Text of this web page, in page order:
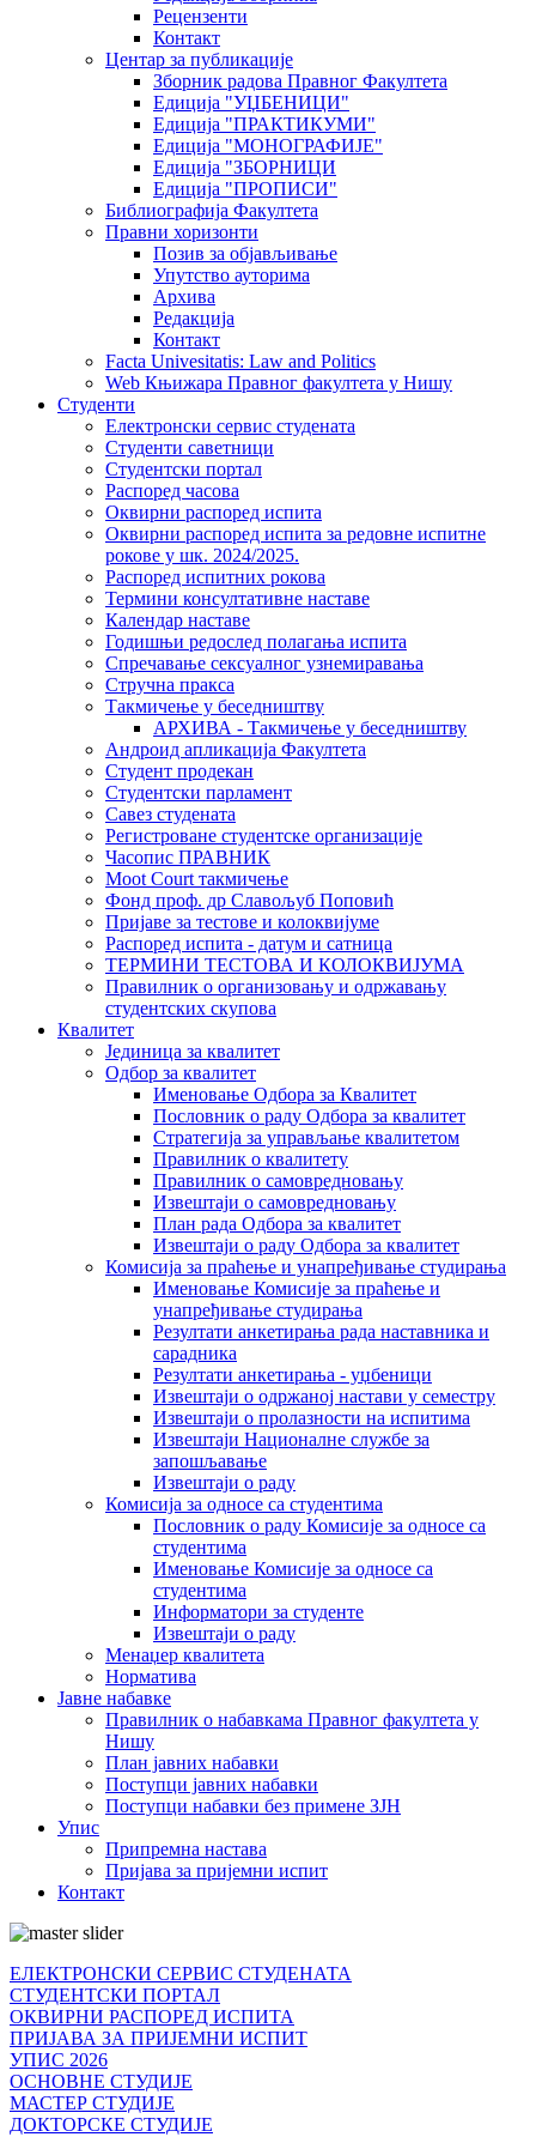
Рецензенти
Контакт
Центар за публикације
Зборник радова Правног Факултета
Едиција "УЏБЕНИЦИ"
Едиција "ПРАКТИКУМИ"
Едиција "МОНОГРАФИЈЕ"
Едиција "ЗБОРНИЦИ
Едиција "ПРОПИСИ"
Библиографија Факултета
Правни хоризонти
Позив за објављивање
Упутство ауторима
Архива
Редакција
Контакт
Facta Univesitatis: Law and Politics
Web Књижара Правног факултета у Нишу
Студенти
Електронски сервис студената
Студенти саветници
Студентски портал
Распоред часова
Оквирни распоред испита
Оквирни распоред испита за редовне испитне
рокове у шк. 2024/2025.
Распоред испитних рокова
Термини консултативне наставе
Календар наставе
Годишњи редослед полагања испита
Спречавање сексуалног узнемиравања
Стручна пракса
Такмичење у беседништву
АРХИВА - Такмичење у беседништву
Андроид апликација Факултета
Студент продекан
Студентски парламент
Савез студената
Регистроване студентске организације
Часопис ПРАВНИК
Moot Court такмичење
Фонд проф. др Славољуб Поповић
Пријаве за тестове и колоквијуме
Распоред испита - датум и сатница
ТЕРМИНИ ТЕСТОВА И КОЛОКВИЈУМА
Правилник о организовању и одржавању
студентских скупова
Квалитет
Јединица за квалитет
Одбор за квалитет
Именовање Одбора за Квалитет
Пословник о раду Одбора за квалитет
Стратегија за управљање квалитетом
Правилник о квалитету
Правилник о самовредновању
Извештаји о самовредновању
План рада Одбора за квалитет
Извештаји о раду Одбора за квалитет
Комисија за праћење и унапређивање студирања
Именовање Комисије за праћење и
унапређивање студирања
Резултати анкетирања рада наставника и
сарадника
Резултати анкетирања - уџбеници
Извештаји о одржаној настави у семестру
Извештаји о пролазности на испитима
Извештаји Националне службе за
запошљавање
Извештаји о раду
Комисија за односе са студентима
Пословник о раду Комисије за односе са
студентима
Именовање Комисије за односе са
студентима
Информатори за студенте
Извештаји о раду
Менаџер квалитета
Норматива
Јавне набавке
Правилник о набавкама Правног факултета у
Нишу
План јавних набавки
Поступци јавних набавки
Поступци набавки без примене ЗЈН
Упис
Припремна настава
Пријава за пријемни испит
Контакт
ЕЛЕКТРОНСКИ СЕРВИС СТУДЕНАТА
СТУДЕНТСКИ ПОРТАЛ
ОКВИРНИ РАСПОРЕД ИСПИТА
ПРИЈАВА ЗА ПРИЈЕМНИ ИСПИТ
УПИС 2026
ОСНОВНЕ СТУДИЈЕ
МАСТЕР СТУДИЈЕ
ДОКТОРСКЕ СТУДИЈЕ